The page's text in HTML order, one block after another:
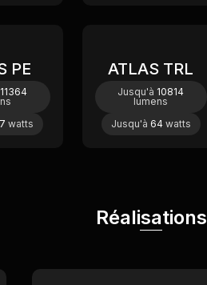
PE
11364
watts
ATLAS TRL
Jusqu'à 10814
lumens
Jusqu'à 64watts
Réalisations